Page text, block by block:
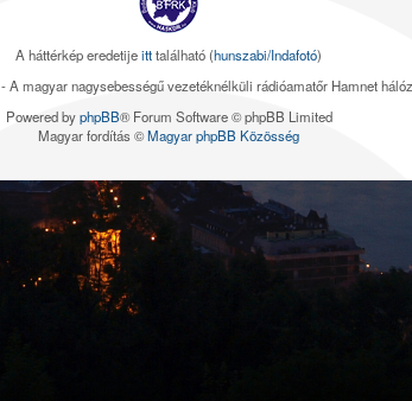
A háttérkép eredetijeitttalálható (hunszabi/Indafotó)
- A magyar nagysebességű vezetéknélküli rádióamatőr Hamnet
Powered byphpBB® Forum Software © phpBB Limited
Magyar fordítás ©Magyar phpBB Közösség